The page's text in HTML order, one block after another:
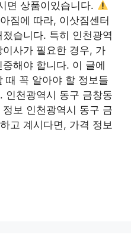
면 상품이있습니다.
짐에 따라, 이삿짐센터
습니다. 특히 인천광역
사가 필요한 경우, 가
해야 합니다. 이 글에
때 꼭 알아야 할 정보들
인천광역시 동구 금창동
보 인천광역시 동구 금
고 계시다면, 가격 정보